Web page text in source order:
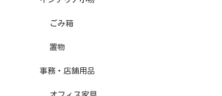
ごみ箱
置物
事務・店舗用品